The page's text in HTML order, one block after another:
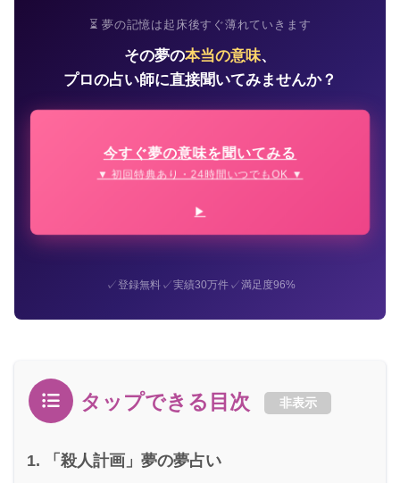
⏳ 夢の記憶は起床後すぐ薄れていきます
その夢の本当の意味、
プロの占い師に直接聞いてみませんか？
今すぐ夢の意味を聞いてみる
▼ 初回特典あり・24時間いつでもOK ▼
✓登録無料✓実績30万件✓満足度96%
タップできる目次 非表示
「殺人計画」夢の夢占い